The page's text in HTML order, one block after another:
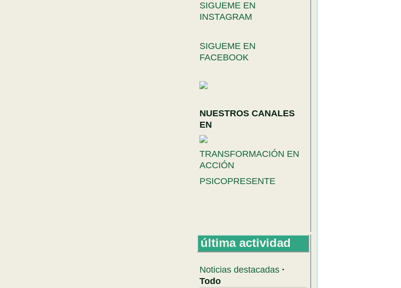
SIGUEME EN
INSTAGRAM
SIGUEME EN
FACEBOOK
NUESTROS CANALES
EN
TRANSFORMACIÓN EN
ACCIÓN
PSICOPRESENTE
última actividad
Noticias destacadas ·
Todo